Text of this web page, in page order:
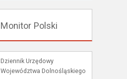
Monitor Polski
Dziennik Urzędowy
Województwa Dolnośląskiego